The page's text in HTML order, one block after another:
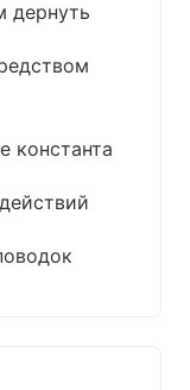
дернуть
константа